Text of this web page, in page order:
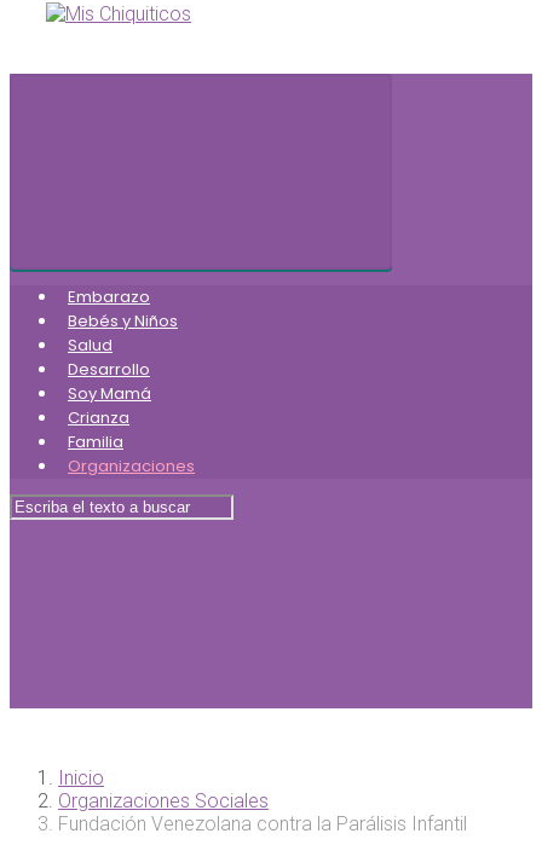
Embarazo
Bebés y Niños
Salud
Desarrollo
Soy Mamá
Crianza
Familia
Organizaciones
Inicio
Organizaciones Sociales
Fundación Venezolana contra la Parálisis Infantil